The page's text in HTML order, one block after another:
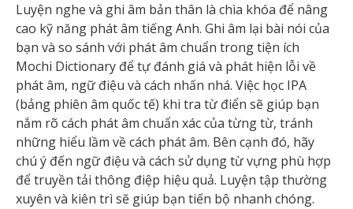
Luyện nghe và ghi âm bản thân là chìa khóa để nâng
cao kỹ năng phát âm tiếng Anh. Ghi âm lại bài nói của
bạn và so sánh với phát âm chuẩn trong tiện ích
Mochi Dictionary để tự đánh giá và phát hiện lỗi về
phát âm, ngữ điệu và cách nhấn nhá. Việc học IPA
(bảng phiên âm quốc tế) khi tra từ điển sẽ giúp bạn
nắm rõ cách phát âm chuẩn xác của từng từ, tránh
những hiểu lầm về cách phát âm. Bên cạnh đó, hãy
chú ý đến ngữ điệu và cách sử dụng từ vựng phù hợp
để truyền tải thông điệp hiệu quả. Luyện tập thường
xuyên và kiên trì sẽ giúp bạn tiến bộ nhanh chóng.